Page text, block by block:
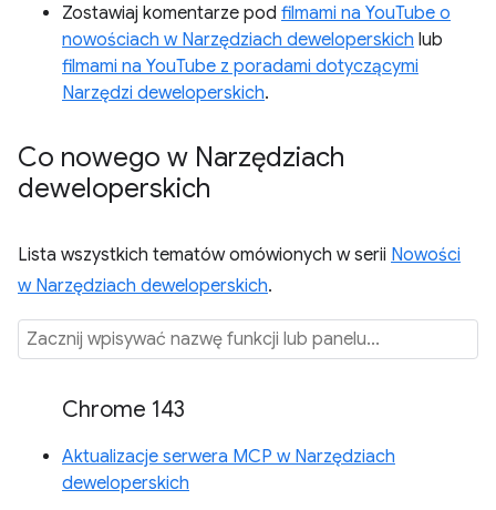
Zostawiaj komentarze pod filmami na YouTube o
nowościach w Narzędziach deweloperskich lub
filmami na YouTube z poradami dotyczącymi
Narzędzi deweloperskich.
Co nowego w Narzędziach
deweloperskich
Lista wszystkich tematów omówionych w serii Nowości
w Narzędziach deweloperskich.
Chrome 143
Aktualizacje serwera MCP w Narzędziach
deweloperskich